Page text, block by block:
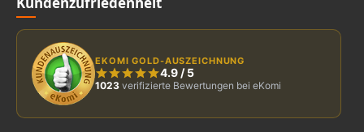
EKOMI GOLD-AUSZEICHNUNG
4.9 /5
1023 verifizierte Bewertungen bei eKomi